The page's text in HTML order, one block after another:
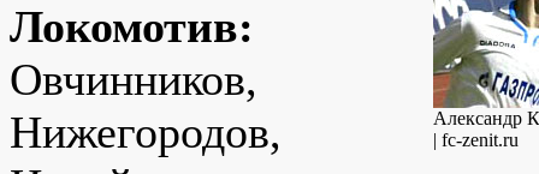
Локомотив:
Овчинников,
Нижегородов,
Александр
| fc-zenit.ru